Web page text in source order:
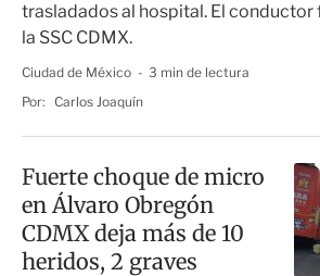
trasladados al hospital. El
la SSC CDMX.
Ciudad de México
3 min de lectura
Por: Carlos Joaquín
Fuerte choque de micro
en Álvaro Obregón
CDMX deja más de 10
heridos, 2 graves